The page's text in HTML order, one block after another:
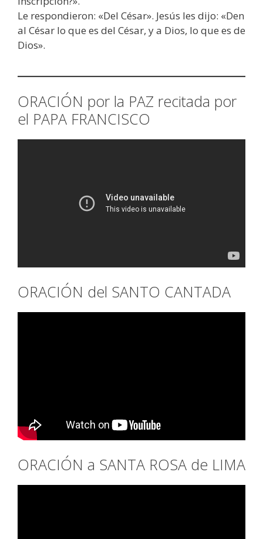
Le respondieron: «Del César». Jesús les dijo: «Den
al César lo que es del César, y a Dios, lo que es de
Dios».
ORACIÓN por la PAZ recitada por
el PAPA FRANCISCO
ORACIÓN del SANTO CANTADA
ORACIÓN a SANTA ROSA de LIMA